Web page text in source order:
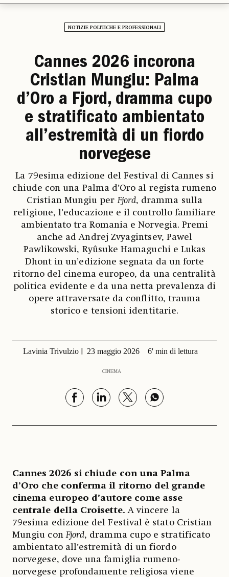
NOTIZIE POLITICHE E PROFESSIONALI
Cannes 2026 incorona
Cristian Mungiu: Palma
d’Oro a Fjord, dramma cupo
e stratificato ambientato
all’estremità di un fiordo
norvegese
La 79esima edizione del Festival di Cannes si
chiude con una Palma d’Oro al regista rumeno
Cristian Mungiu perFjord, dramma sulla
religione, l’educazione e il controllo familiare
ambientato tra Romania e Norvegia. Premi
anche ad Andrej Zvyagintsev, Pawel
Pawlikowski, Ryûsuke Hamaguchi e Lukas
Dhont in un’edizione segnata da un forte
ritorno del cinema europeo, da una centralità
politica evidente e da una netta prevalenza di
opere attraversate da conflitto, trauma
storico e tensioni identitarie.
Lavinia Trivulzio 23 maggio 2026 6' min di lettura
CINEMA
Cannes 2026 si chiude con una Palma
d’Oro che conferma il ritorno del grande
cinema europeo d’autore come asse
centrale della Croisette. A vincere la
79esima edizione del Festival è stato Cristian
Mungiu conFjord, dramma cupo e stratificato
ambientato all’estremità di un fiordo
norvegese, dove una famiglia rumeno-
norvegese profondamente religiosa viene